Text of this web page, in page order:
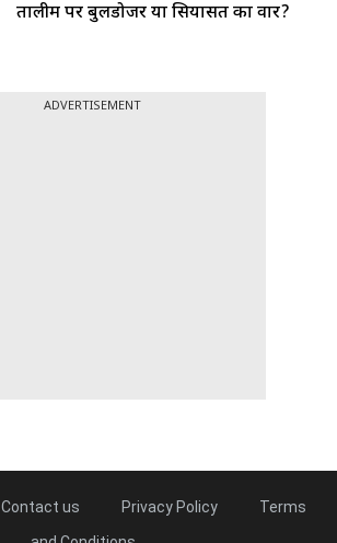
तालीम पर बुलडोजर या सियासत का वार?
ADVERTISEMENT
Contact us Privacy Policy
Terms